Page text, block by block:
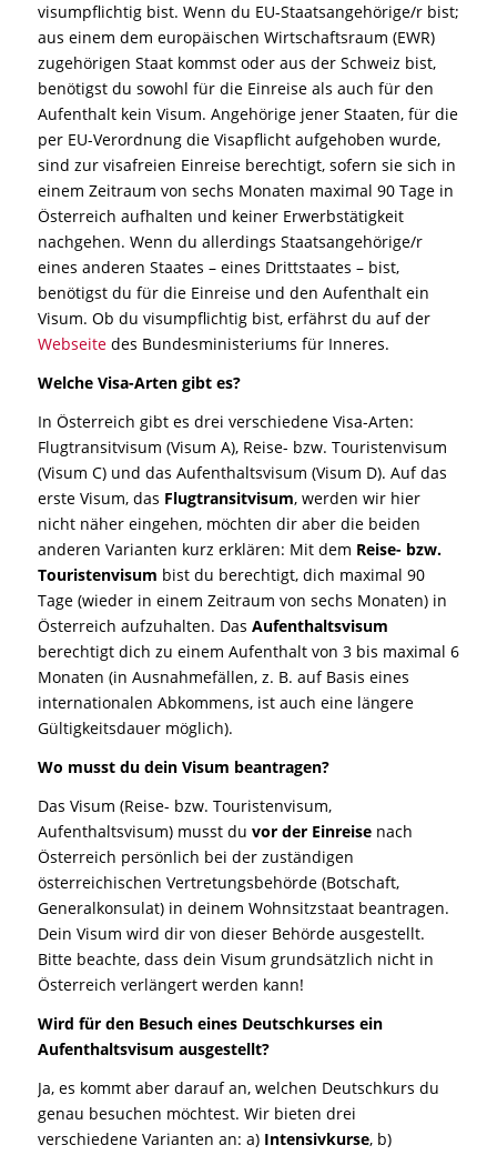
visumpflichtig bist. Wenn du EU-Staatsangehörige/r bist;
aus einem dem europäischen Wirtschaftsraum (EWR)
zugehörigen Staat kommst oder aus der Schweiz bist,
benötigst du sowohl für die Einreise als auch für den
Aufenthalt kein Visum. Angehörige jener Staaten, für die
per EU-Verordnung die Visapflicht aufgehoben wurde,
sind zur visafreien Einreise berechtigt, sofern sie sich in
einem Zeitraum von sechs Monaten maximal 90 Tage in
Österreich aufhalten und keiner Erwerbstätigkeit
nachgehen. Wenn du allerdings Staatsangehörige/r
eines anderen Staates – eines Drittstaates – bist,
benötigst du für die Einreise und den Aufenthalt ein
Visum. Ob du visumpflichtig bist, erfährst du auf der
Webseitedes Bundesministeriums für Inneres.
Welche Visa-Arten gibt es?
In Österreich gibt es drei verschiedene Visa-Arten:
Flugtransitvisum (Visum A), Reise- bzw. Touristenvisum
(Visum C) und das Aufenthaltsvisum (Visum D). Auf das
erste Visum, das Flugtransitvisum, werden wir hier
nicht näher eingehen, möchten dir aber die beiden
anderen Varianten kurz erklären: Mit dem Reise- bzw.
Touristenvisum bist du berechtigt, dich maximal 90
Tage (wieder in einem Zeitraum von sechs Monaten) in
Österreich aufzuhalten. Das Aufenthaltsvisum
berechtigt dich zu einem Aufenthalt von 3 bis maximal 6
Monaten (in Ausnahmefällen, z. B. auf Basis eines
internationalen Abkommens, ist auch eine längere
Gültigkeitsdauer möglich).
Wo musst du dein Visum beantragen?
Das Visum (Reise- bzw. Touristenvisum,
Aufenthaltsvisum) musst du vor der Einreisenach
Österreich persönlich bei der zuständigen
österreichischen Vertretungsbehörde (Botschaft,
Generalkonsulat) in deinem Wohnsitzstaat beantragen.
Dein Visum wird dir von dieser Behörde ausgestellt.
Bitte beachte, dass dein Visum grundsätzlich nicht in
Österreich verlängert werden kann!
Wird für den Besuch eines Deutschkurses ein
Aufenthaltsvisum ausgestellt?
Ja, es kommt aber darauf an, welchen Deutschkurs du
genau besuchen möchtest. Wir bieten drei
verschiedene Varianten an: a) Intensivkurse, b)